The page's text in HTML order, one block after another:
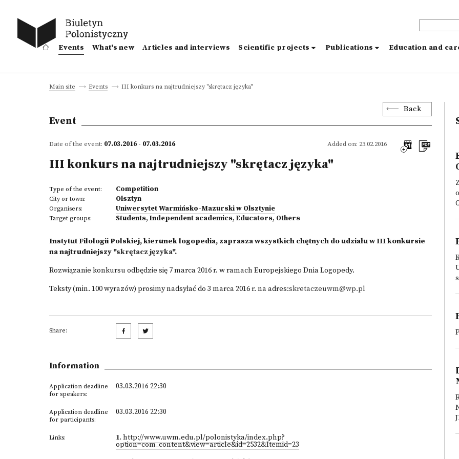
Events What's new Articles and interviews Scientific projects Publications Education and
Main site Events III konkurs na najtrudniejszy "skrętacz języka"
Back
Event
Date of the event: 07.03.2016 - 07.03.2016 Added on: 23.02.2016
III konkurs na najtrudniejszy "skrętacz języka"
Type of the event: Competition
City or town: Olsztyn
Organisers: Uniwersytet Warmińsko-Mazurski w Olsztynie
Target groups: Students, Independent academics, Educators, Others
Instytut Filologii Polskiej, kierunek logopedia, zaprasza wszystkich chętnych do udziału w III konkursie
na najtrudniejszy "skrętacz języka".
Rozwiązanie konkursu odbędzie się 7 marca 2016 r. w ramach Europejskiego Dnia Logopedy.
Teksty (min. 100 wyrazów) prosimy nadsyłać do 3 marca 2016 r. na adres:skretaczeuwm@wp.pl
Share:
Information
Application deadline
for speakers:
03.03.2016 22:30
Application deadline
for participants:
03.03.2016 22:30
Links: 1. http://www.uwm.edu.pl/polonistyka/index.php?
option=com_content&view=article&id=2532&Itemid=23